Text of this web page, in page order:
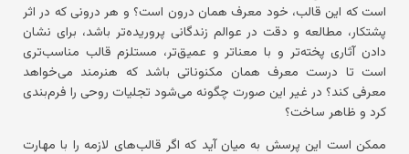
است که این قالب، خود معرف همان درون است؟ و هر درونی که در اثر
پشتکار، مطالعه و دقت در عوالم زندگانی پروریده‌تر باشد، برای نشان
دادن آثاری پخته‌تر و با معناتر و عمیق‌تر، مستلزم قالب مناسب‌تری
است تا درست معرف همان مکنوناتی باشد که هنرمند می‌خواهد
معرفی کند؟ در غیر این صورت چگونه می‌شود تجلیات روحی را فرم‌بندی
کرد و ظاهر ساخت؟
ممکن است این پرسش به میان آید که اگر قالب‌های لازمه را با مهارت